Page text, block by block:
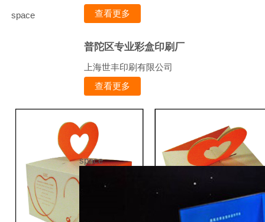
查看更多
space
普陀区专业彩盒印刷厂
上海世丰印刷有限公司
查看更多
space